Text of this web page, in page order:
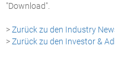
"Download".
>Zurück zu den Industry
>Zurück zu den Investor &